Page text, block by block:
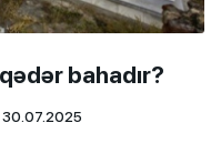
bahadır?
30.07.2025